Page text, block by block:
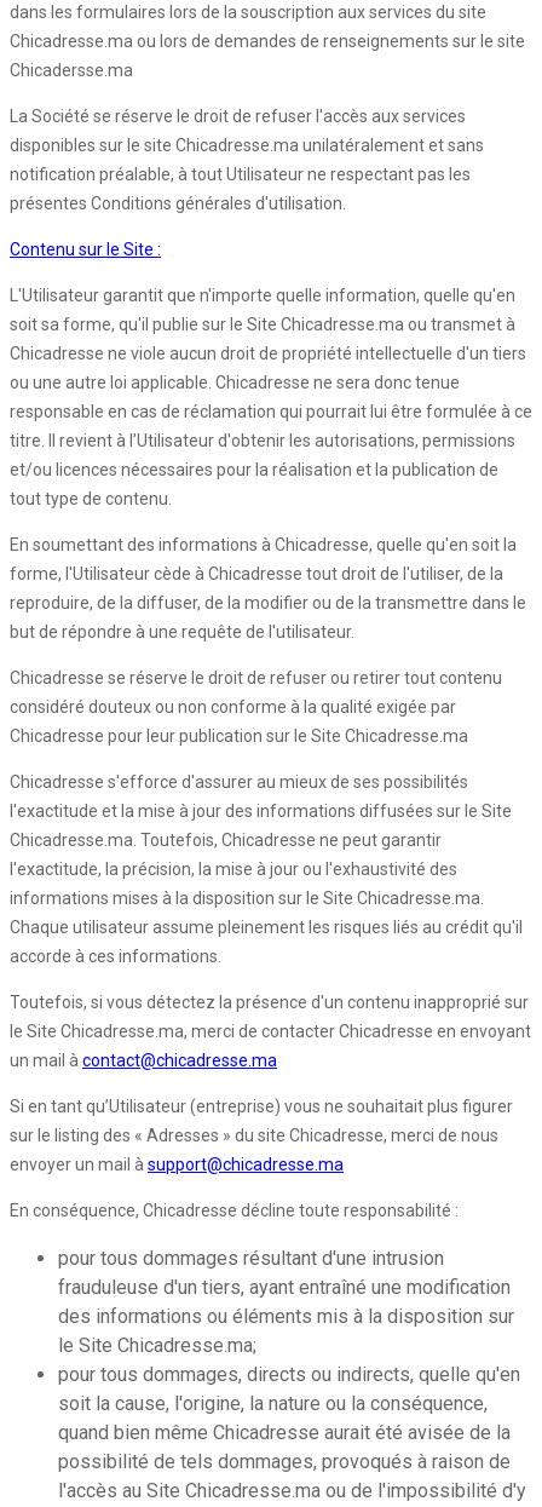
dans les formulaires lors de la souscription aux services du site
Chicadresse.ma ou lors de demandes de renseignements sur le site
Chicadersse.ma
La Société se réserve le droit de refuser l'accès aux services
disponibles sur le site Chicadresse.ma unilatéralement et sans
notification préalable, à tout Utilisateur ne respectant pas les
présentes Conditions générales d'utilisation.
Contenu sur le Site :
L'Utilisateur garantit que n'importe quelle information, quelle qu'en
soit sa forme, qu'il publie sur le Site Chicadresse.ma ou transmet à
Chicadresse ne viole aucun droit de propriété intellectuelle d'un tiers
ou une autre loi applicable. Chicadresse ne sera donc tenue
responsable en cas de réclamation qui pourrait lui être formulée à ce
titre. Il revient à l’Utilisateur d'obtenir les autorisations, permissions
et/ou licences nécessaires pour la réalisation et la publication de
tout type de contenu.
En soumettant des informations à Chicadresse, quelle qu'en soit la
forme, l'Utilisateur cède à Chicadresse tout droit de l'utiliser, de la
reproduire, de la diffuser, de la modifier ou de la transmettre dans le
but de répondre à une requête de l'utilisateur.
Chicadresse se réserve le droit de refuser ou retirer tout contenu
considéré douteux ou non conforme à la qualité exigée par
Chicadresse pour leur publication sur le Site Chicadresse.ma
Chicadresse s'efforce d'assurer au mieux de ses possibilités
l'exactitude et la mise à jour des informations diffusées sur le Site
Chicadresse.ma. Toutefois, Chicadresse ne peut garantir
l'exactitude, la précision, la mise à jour ou l'exhaustivité des
informations mises à la disposition sur le Site Chicadresse.ma.
Chaque utilisateur assume pleinement les risques liés au crédit qu'il
accorde à ces informations.
Toutefois, si vous détectez la présence d'un contenu inapproprié sur
le Site Chicadresse.ma, merci de contacter Chicadresse en envoyant
un mail àcontact@chicadresse.ma
Si en tant qu’Utilisateur (entreprise) vous ne souhaitait plus figurer
sur le listing des « Adresses » du site Chicadresse, merci de nous
envoyer un mail àsupport@chicadresse.ma
En conséquence, Chicadresse décline toute responsabilité :
pour tous dommages résultant d'une intrusion
frauduleuse d'un tiers, ayant entraîné une modification
des informations ou éléments mis à la disposition sur
le Site Chicadresse.ma;
pour tous dommages, directs ou indirects, quelle qu'en
soit la cause, l'origine, la nature ou la conséquence,
quand bien même Chicadresse aurait été avisée de la
possibilité de tels dommages, provoqués à raison de
l'accès au Site Chicadresse.ma ou de l'impossibilité d'y